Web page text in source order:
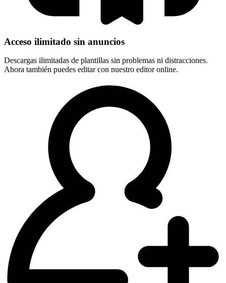
Acceso ilimitado sin anuncios
Descargas ilimitadas de plantillas sin problemas ni distracciones.
Ahora también puedes editar con nuestro editor online.